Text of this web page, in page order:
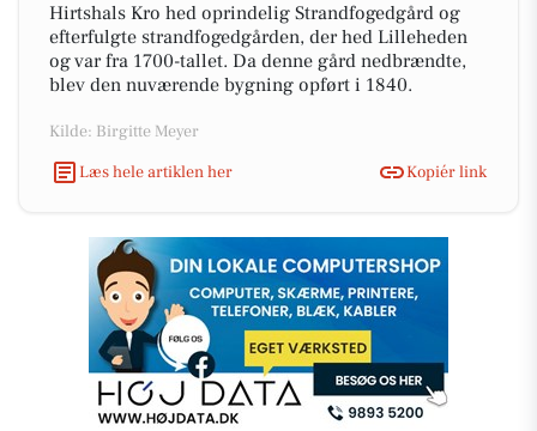
Hirtshals Kro hed oprindelig Strandfogedgård og
efterfulgte strandfogedgården, der hed Lilleheden
og var fra 1700-tallet. Da denne gård nedbrændte,
blev den nuværende bygning opført i 1840.
Kilde: Birgitte Meyer
Læs hele artiklen her
Kopiér link